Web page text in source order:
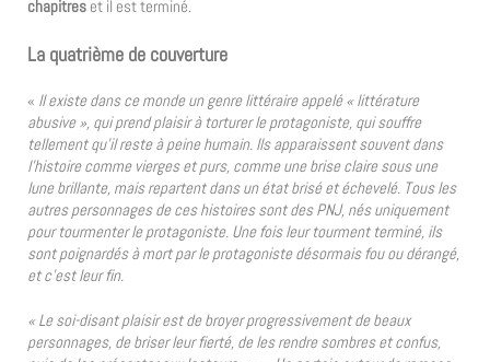
chapitres et il est terminé.
La quatrième de couverture
« Il existe dans ce monde un genre littéraire appelé « littérature
abusive », qui prend plaisir à torturer le protagoniste, qui souffre
tellement qu’il reste à peine humain. Ils apparaissent souvent dans
l’histoire comme vierges et purs, comme une brise claire sous une
lune brillante, mais repartent dans un état brisé et échevelé. Tous les
autres personnages de ces histoires sont des PNJ, nés uniquement
pour tourmenter le protagoniste. Une fois leur tourment terminé, ils
sont poignardés à mort par le protagoniste désormais fou ou dérangé,
et c’est leur fin.
« Le soi-disant plaisir est de broyer progressivement de beaux
personnages, de briser leur fierté, de les rendre sombres et confus,